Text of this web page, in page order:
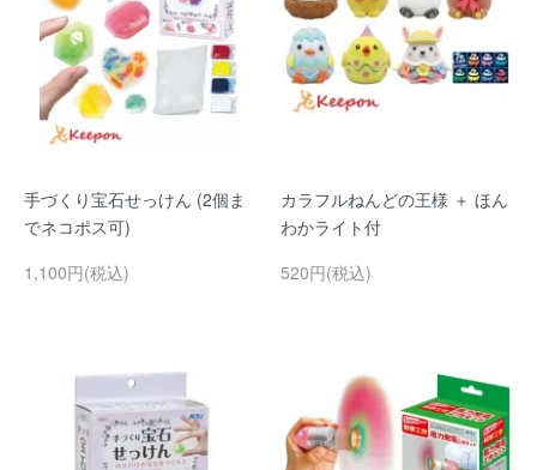
手づくり宝石せっけん (2個ま
でネコポス可)
1,100円(税込)
カラフルねんどの王様 ＋ ほん
わかライト付
520円(税込)